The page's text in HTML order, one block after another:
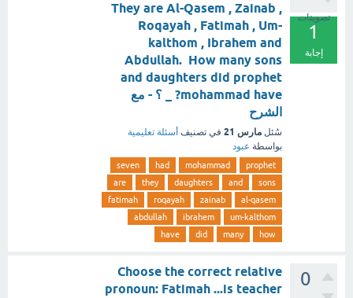
تصويتات
1
إجابة
They are Al-Qasem , Zainab ,
Roqayah , Fatimah , Um-
kalthom , Ibrahem and
Abdullah. How many sons
and daughters did prophet
mohammad have? _ ؟ - مع
الشرح
سُئل مارس 21 في تصنيف أسئلة تعليمية
بواسطة عبود
prophet
mohammad
had
seven
sons
and
daughters
they
are
al-qasem
zainab
roqayah
fatimah
um-kalthom
ibrahem
abdullah
how
many
did
have
0
Choose the correct relative
pronoun: Fatimah ...is teacher